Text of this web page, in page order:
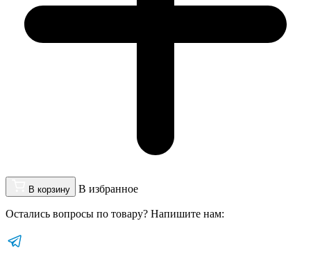
В корзину В избранное
Остались вопросы по товару? Напишите нам: